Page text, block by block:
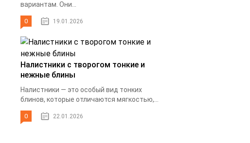
вариантам. Они...
0 19.01.2026
Налистники с творогом тонкие и
нежные блины
Налистники — это особый вид тонких
блинов, которые отличаются мягкостью,...
0 22.01.2026